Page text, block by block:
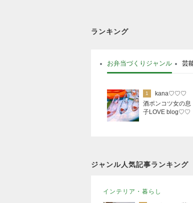
ランキング
お弁当づくりジャンル 芸
1
kana♡♡♡
酒ポンコツ女の息
子LOVE blog♡♡
ジャンル人気記事ランキング
インテリア・暮らし